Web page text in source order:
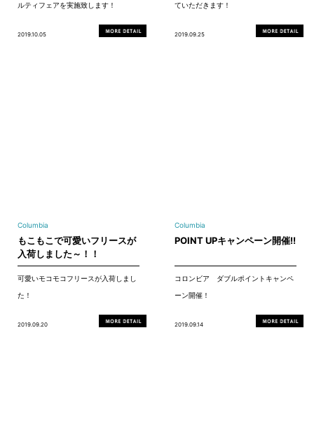
ルティフェアを実施致します！
2019.10.05
ていただきます！
2019.09.25
Columbia
もこもこで可愛いフリースが
入荷しました～！！
可愛いモコモコフリースが入荷しまし
た！
2019.09.20
Columbia
POINT UPキャンペーン開催!!
コロンビア ダブルポイントキャンペ
ーン開催！
2019.09.14